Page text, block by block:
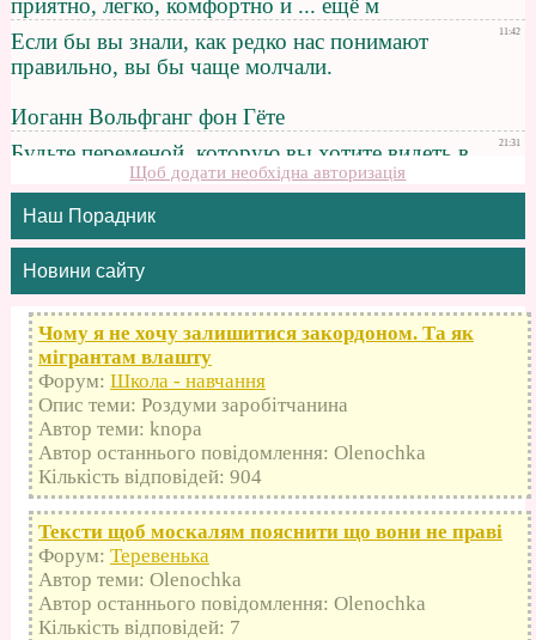
Щоб додати необхідна авторизація
Наш Порадник
Новини сайту
Чому я не хочу залишитися закордоном. Та як
мігрантам влашту
Форум: Школа - навчання
Опис теми: Роздуми заробітчанина
Автор теми: knopa
Автор останнього повідомлення: Olenochka
Кількість відповідей: 904
Тексти щоб москалям пояснити що вони не праві
Форум: Теревенька
Автор теми: Olenochka
Автор останнього повідомлення: Olenochka
Кількість відповідей: 7